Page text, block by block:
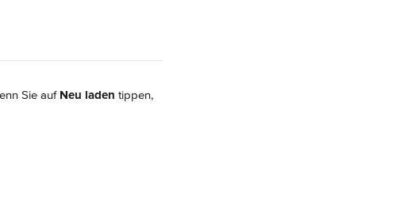
Sie auf Neu laden tippen,